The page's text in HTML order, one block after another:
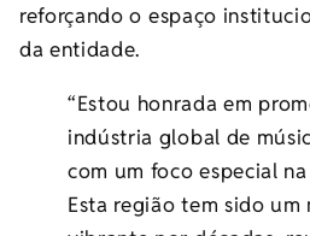
reforçando o espaço
da entidade.
“Estou honrada em
indústria global de
com um foco especial
Esta região tem sido um